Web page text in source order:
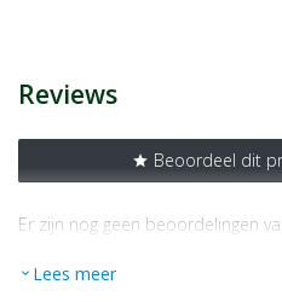
Reviews
star Beoordeel dit
Er zijn nog geen beoordelingen
expand_more Lees meer